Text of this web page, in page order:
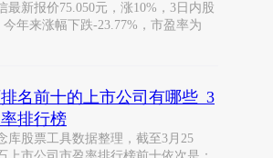
最新报价75.050元，涨10%，3日内股
今年来涨幅下跌-23.77%，市盈率为
名前十的上市公司有哪些_3
排行榜
库股票工具数据整理，截至3月25